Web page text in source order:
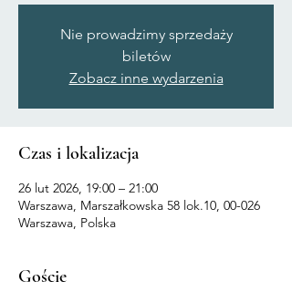
Nie prowadzimy sprzedaży
biletów
Zobacz inne wydarzenia
Czas i lokalizacja
26 lut 2026, 19:00 – 21:00
Warszawa, Marszałkowska 58 lok.10, 00-026
Warszawa, Polska
Goście